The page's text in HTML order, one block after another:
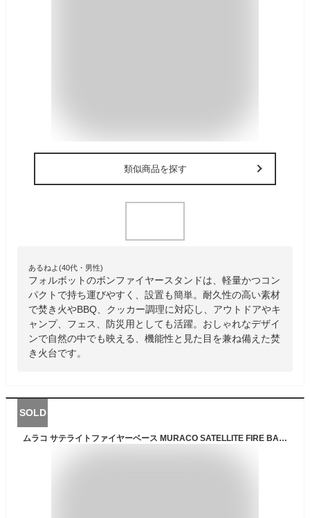
類似商品を探す
あるねよ(40代・男性)
フォルボットのボンファイヤースタンドは、軽量かつコン
パクトで持ち運びやすく、設置も簡単。耐久性の高い素材
で焚き火やBBQ、クッカー調理に対応し、アウトドアやキ
ャンプ、フェス、防災用としても活躍。おしゃれなデザイ
ンで自然の中でも映える、機能性と見た目を兼ね備えた焚
き火台です。
SOLD
ムラコ サテライトファイヤーベース MURACO SATELLITE FIRE BASE MST120001030 ファイアベース 焚き火台 焚火台 グリル 調理器具 おしゃれ キャンプ アウトドア